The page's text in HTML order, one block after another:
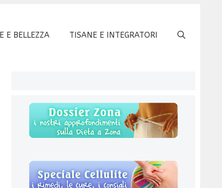
E BELLEZZA TISANE E INTEGRATORI